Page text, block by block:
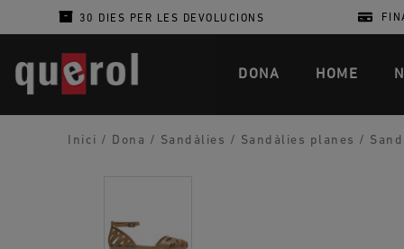
30 DIES PER LES DEVOLUCIONS
DONA HOME
Inici / Dona / Sandàlies / Sandàlies planes /